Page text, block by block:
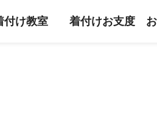
付け教室 着付けお支度